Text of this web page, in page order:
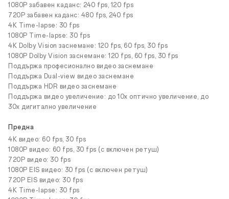
1080P забавен каданс: 240 fps, 120 fps
720P забавен каданс: 480 fps, 240 fps
4K Time-lapse: 30 fps
1080P Time-lapse: 30 fps
4K Dolby Vision заснемане: 120 fps, 60 fps, 30 fps
1080P Dolby Vision заснемане: 120 fps, 60 fps, 30 fps
Поддържа професионално видео заснемане
Поддържа Dual-view видео заснемане
Поддържа HDR видео заснемане
Поддържа видео увеличение: до 10x оптично увеличение, до
30x дигитално увеличение
Предна
4K видео: 60 fps, 30 fps
1080P видео: 60 fps, 30 fps (с включен ретуш)
720P видео: 30 fps
1080P EIS видео: 30 fps (с включен ретуш)
720P EIS видео: 30 fps
4K Time-lapse: 30 fps